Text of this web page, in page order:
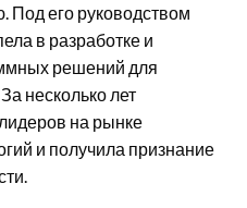
Под его руководством
в разработке и
решений для
несколько лет
на рынке
и получила признание